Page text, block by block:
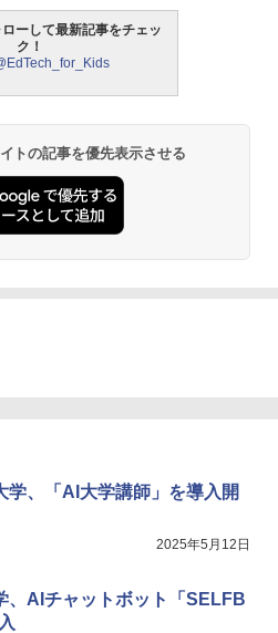
: 原子・分子に強くなるカードゲ
験モデル楽器電磁気教材を教える
ンボード/ゴルトンボード物理学、
ツール
実験用キャビネット
ーして最新記事をチェッ
ク！
トの記事を優先表示させる
学、「AI大学講師」を導入開
2025年5月12日
、AIチャットボット「SELFB